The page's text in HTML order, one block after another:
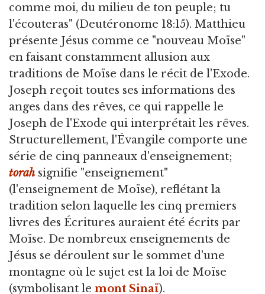
comme moi, du milieu de ton peuple; tu
l'écouteras" (Deutéronome 18:15). Matthieu
présente Jésus comme ce "nouveau Moïse"
en faisant constamment allusion aux
traditions de Moïse dans le récit de l'Exode.
Joseph reçoit toutes ses informations des
anges dans des rêves, ce qui rappelle le
Joseph de l'Exode qui interprétait les rêves.
Structurellement, l'Évangile comporte une
série de cinq panneaux d'enseignement;
torahsignifie "enseignement"
(l'enseignement de Moïse), reflétant la
tradition selon laquelle les cinq premiers
livres des Écritures auraient été écrits par
Moïse. De nombreux enseignements de
Jésus se déroulent sur le sommet d'une
montagne où le sujet est la loi de Moïse
(symbolisant le mont Sinaï).